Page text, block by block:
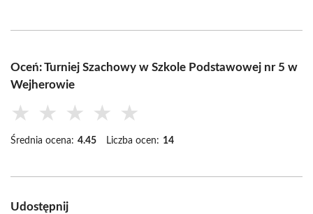
Oceń: Turniej Szachowy w Szkole Podstawowej nr 5 w
Wejherowie
★ ★ ★ ★ ★
Średnia ocena: 4.45 Liczba ocen: 14
Udostępnij